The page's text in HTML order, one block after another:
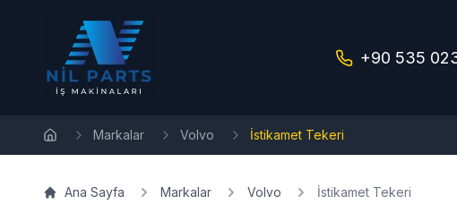
+90 535
Markalar Volvo İstikamet Tekeri
Ana Sayfa Markalar Volvo İstikamet Tekeri